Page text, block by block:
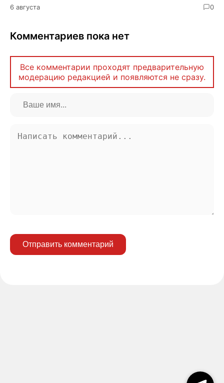
6 августа 0
Комментариев пока нет
Все комментарии проходят предварительную
модерацию редакцией и появляются не сразу.
Отправить комментарий